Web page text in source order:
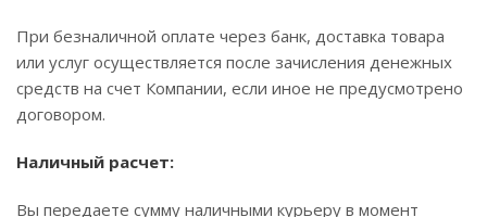
При безналичной оплате через банк, доставка товара
или услуг осуществляется после зачисления денежных
средств на счет Компании, если иное не предусмотрено
договором.
Наличный расчет:
Вы передаете сумму наличными курьеру в момент